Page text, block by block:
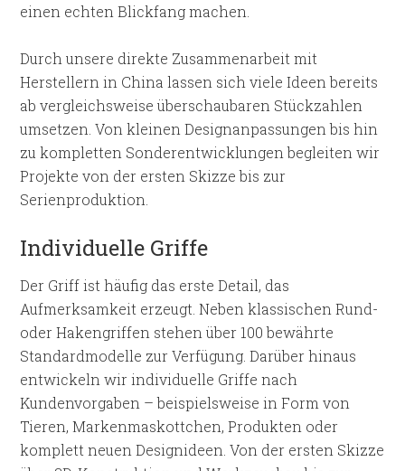
einen echten Blickfang machen.
Durch unsere direkte Zusammenarbeit mit
Herstellern in China lassen sich viele Ideen bereits
ab vergleichsweise überschaubaren Stückzahlen
umsetzen. Von kleinen Designanpassungen bis hin
zu kompletten Sonderentwicklungen begleiten wir
Projekte von der ersten Skizze bis zur
Serienproduktion.
Individuelle Griffe
Der Griff ist häufig das erste Detail, das
Aufmerksamkeit erzeugt. Neben klassischen Rund-
oder Hakengriffen stehen über 100 bewährte
Standardmodelle zur Verfügung. Darüber hinaus
entwickeln wir individuelle Griffe nach
Kundenvorgaben – beispielsweise in Form von
Tieren, Markenmaskottchen, Produkten oder
komplett neuen Designideen. Von der ersten Skizze